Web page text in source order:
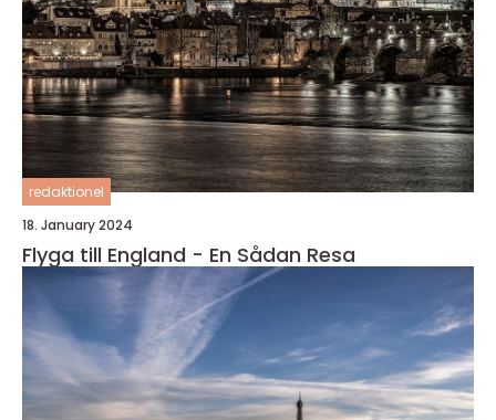
redaktionel
18. January 2024
Flyga till England - En Sådan Resa